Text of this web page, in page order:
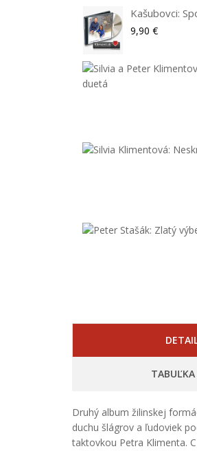
Kašubovci:
9,90 €
Druhý album žilinskej
duchu šlágrov a ľudoviek
taktovkou Petra Klimenta.